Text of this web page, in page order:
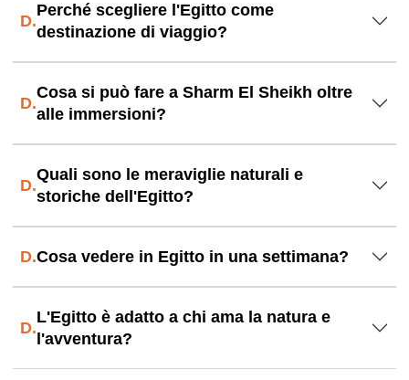
D.
Perché scegliere l'Egitto come
destinazione di viaggio?
D.
Cosa si può fare a Sharm El Sheikh oltre
alle immersioni?
D.
Quali sono le meraviglie naturali e
storiche dell'Egitto?
D.Cosa vedere in Egitto in una settimana?
D.
L'Egitto è adatto a chi ama la natura e
l'avventura?